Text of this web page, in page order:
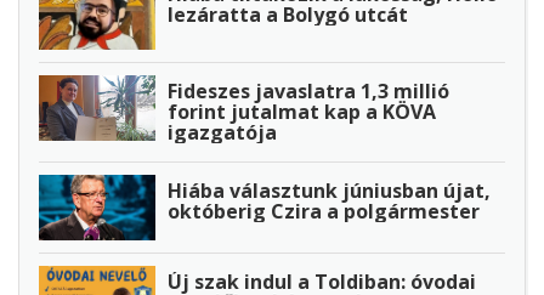
lezáratta a Bolygó utcát
Fideszes javaslatra 1,3 millió
forint jutalmat kap a KÖVA
igazgatója
Hiába választunk júniusban újat,
októberig Czira a polgármester
Új szak indul a Toldiban: óvodai